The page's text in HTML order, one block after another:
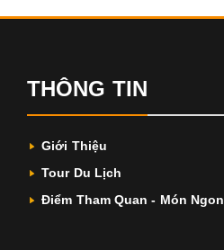
THÔNG TIN
Giới Thiệu
Tour Du Lịch
Điểm Tham Quan - Món Ngon